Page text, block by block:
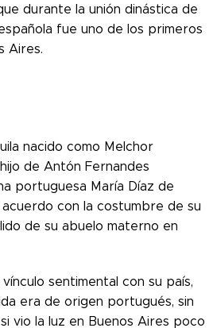
durante la unión dinástica de
fue uno de los primeros
Aires.
nacido como Melchor
de Antón Fernandes
portuguesa María Díaz de
acuerdo con la costumbre de su
de su abuelo materno en
sentimental con su país,
era de origen portugués, sin
vio la luz en Buenos Aires poco